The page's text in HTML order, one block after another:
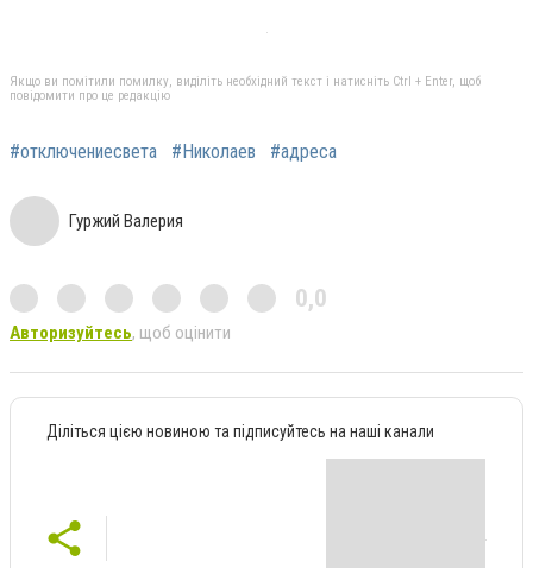
Якщо ви помітили помилку, виділіть необхідний текст і натисніть Ctrl + Enter, щоб
повідомити про це редакцію
#отключениесвета #Николаев #адреса
Гуржий Валерия
0,0
Авторизуйтесь, щоб оцінити
Діліться цією новиною та підписуйтесь на наші канали